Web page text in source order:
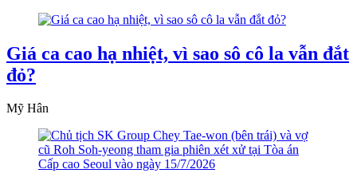
Giá ca cao hạ nhiệt, vì sao sô cô la vẫn đắt
đỏ?
Mỹ Hân